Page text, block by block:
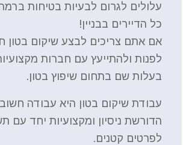
עלולים לגרום לבעיות בטיחות
כל הדיירים בבניין!
אם אתם צריכים לבצע שיקום בטון
לפנות ולהתייעץ עם חברות
בעלות שם בתחום שיפוץ בטון.
עבודת שיקום בטון היא עבודה
הדורשת ניסיון ומקצועיות יחד עם
לפרטים קטנים.